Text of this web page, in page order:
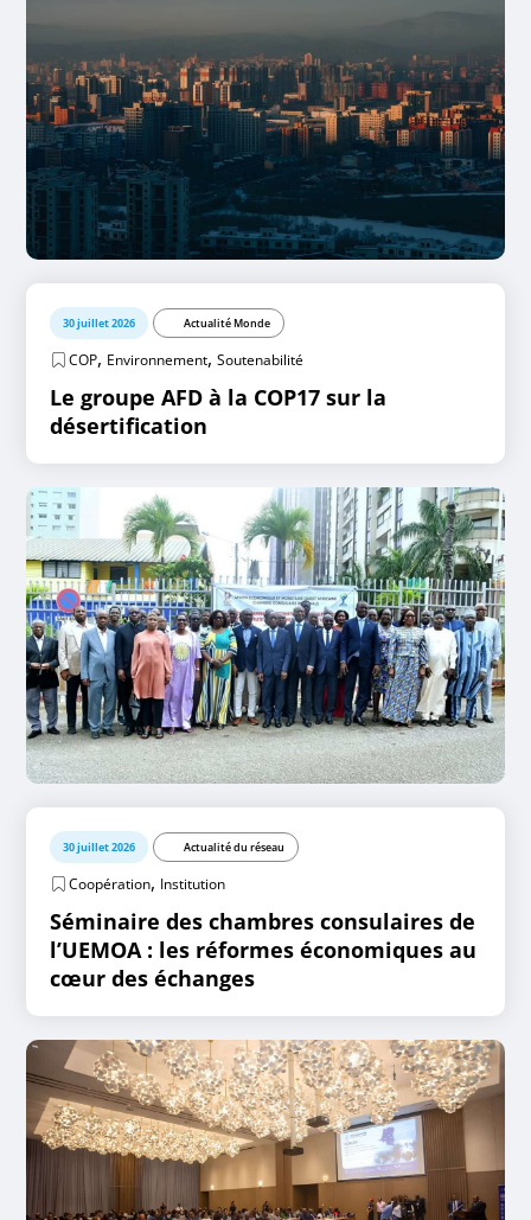
30 juillet 2026 Actualité Monde
COP, Environnement,Soutenabilité
Le groupe AFD à la COP17 sur la
désertification
30 juillet 2026 Actualité du réseau
Coopération, Institution
Séminaire des chambres consulaires de
l’UEMOA : les réformes économiques au
cœur des échanges